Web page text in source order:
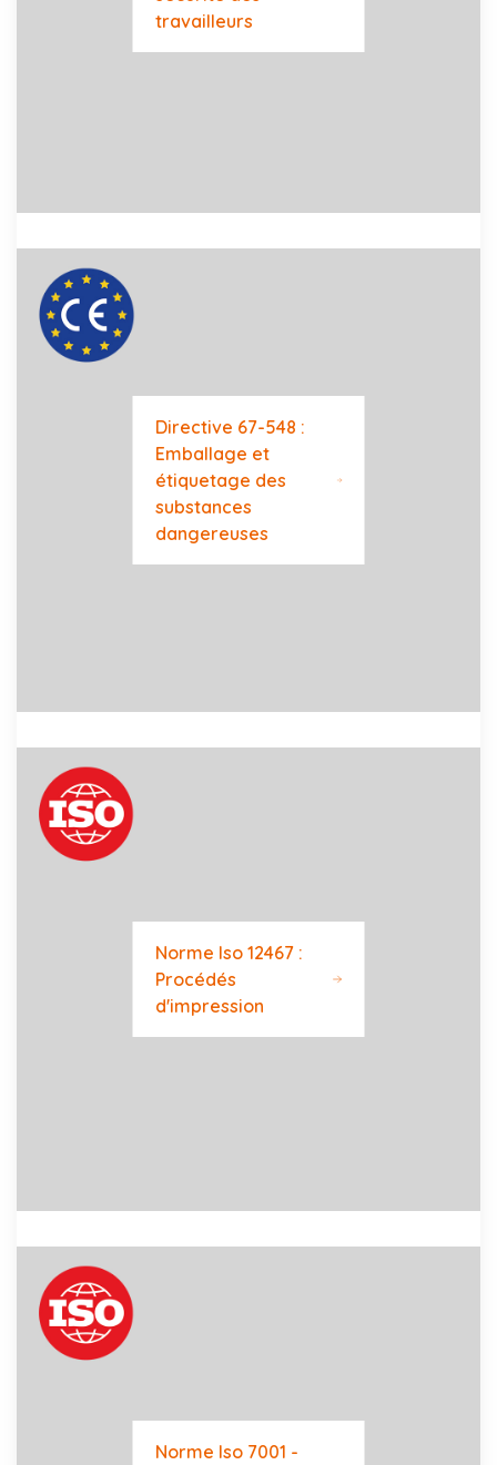
travailleurs
Directive 67-548 :
Emballage et
étiquetage des
substances
dangereuses
Norme Iso 12467 :
Procédés
d'impression
Norme Iso 7001 -